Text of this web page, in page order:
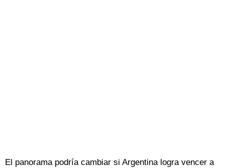
El panorama podría cambiar si Argentina logra vencer a